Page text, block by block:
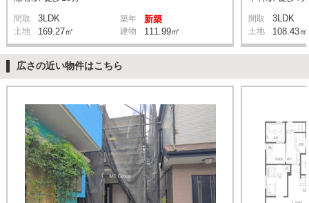
間取 3LDK 築年 新築
土地 169.27㎡ 建物 111.99㎡
間取 3LDK
土地 108.43㎡
広さの近い物件はこちら